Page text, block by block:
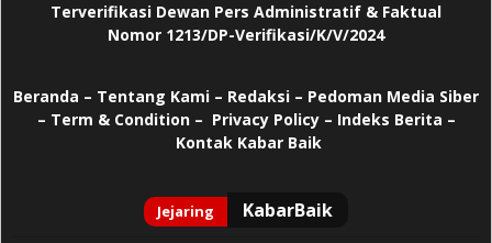
Terverifikasi Dewan Pers Administratif & Faktual
Nomor 1213/DP-Verifikasi/K/V/2024
Beranda – Tentang Kami – Redaksi – Pedoman Media Siber
– Term & Condition – Privacy Policy– Indeks Berita –
Kontak Kabar Baik